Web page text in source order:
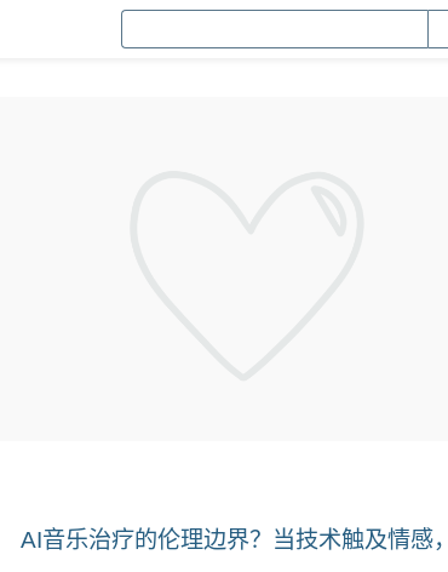
AI音乐治疗的伦理边界？当技术触及情感